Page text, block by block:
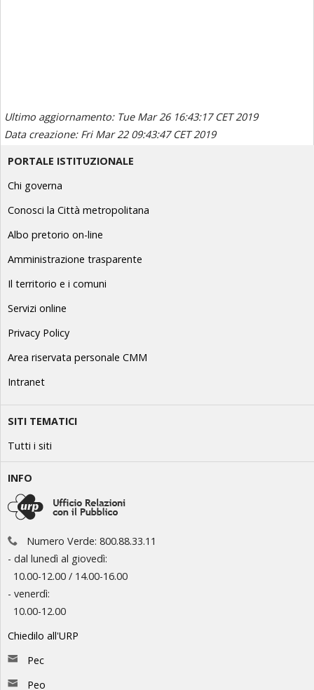
Ultimo aggiornamento: Tue Mar 26 16:43:17 CET 2019
Data creazione: Fri Mar 22 09:43:47 CET 2019
PORTALE ISTITUZIONALE
Chi governa
Conosci la Città metropolitana
Albo pretorio on-line
Amministrazione trasparente
Il territorio e i comuni
Servizi online
Privacy Policy
Area riservata personale CMM
Intranet
SITI TEMATICI
Tutti i siti
INFO
Numero Verde: 800.88.33.11
- dal lunedì al giovedì:
10.00-12.00 / 14.00-16.00
- venerdì:
10.00-12.00
Chiedilo all'URP
Pec
Peo